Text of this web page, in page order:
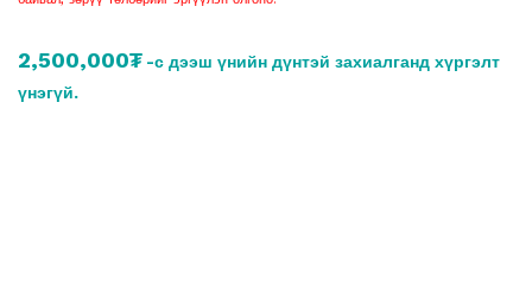
2,500,000₮ -с дээш үнийн дүнтэй захиалганд хүргэлт
үнэгүй.